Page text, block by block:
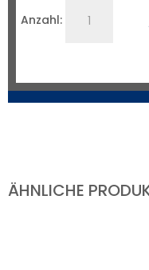
Anzahl:
/
4-
ÄHNLICHE